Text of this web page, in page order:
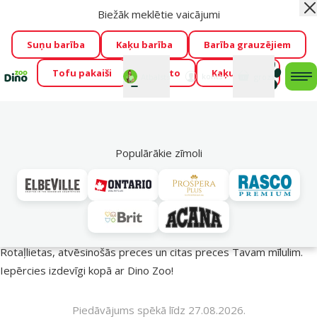
ar koduGARSIGIe-veikalā -20 % gardumiem
→Apskatīt
Fotokonkurss “GADA ŪSAIŅI”!
Varbūt tieši Tavs mīlulis
būs 2027. gada zvaigzne
→Piedalīties
Mans
konts
Biežāk meklētie vaicājumi
Suņu barība Kaķu barība Barība grauzējiem
Tofu pakaiši Foresto Kaķu mājas
Populārākie zīmoli
Vasara turpinās – atlaides katrai gaumei!
Rotaļlietas, atvēsinošās preces un citas preces Tavam mīlulim.
Iepērcies izdevīgi kopā ar Dino Zoo!
Piedāvājums spēkā līdz 27.08.2026.